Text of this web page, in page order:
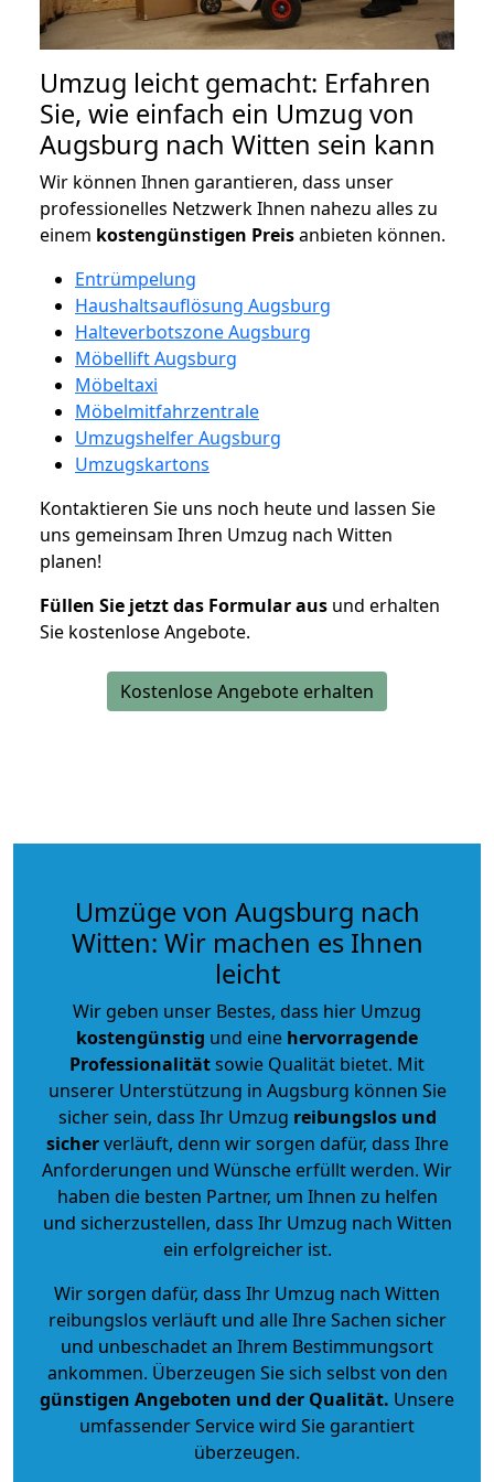
Umzug leicht gemacht: Erfahren
Sie, wie einfach ein Umzug von
Augsburg nach Witten sein kann
Wir können Ihnen garantieren, dass unser
professionelles Netzwerk Ihnen nahezu alles zu
einem kostengünstigen Preisanbieten können.
Entrümpelung
Haushaltsauflösung Augsburg
Halteverbotszone Augsburg
Möbellift Augsburg
Möbeltaxi
Möbelmitfahrzentrale
Umzugshelfer Augsburg
Umzugskartons
Kontaktieren Sie uns noch heute und lassen Sie
uns gemeinsam Ihren Umzug nach Witten
planen!
Füllen Sie jetzt das Formular aus und erhalten
Sie kostenlose Angebote.
Kostenlose Angebote erhalten
Umzüge von Augsburg nach
Witten: Wir machen es Ihnen
leicht
Wir geben unser Bestes, dass hier Umzug
kostengünstig und eine hervorragende
Professionalitätsowie Qualität bietet. Mit
unserer Unterstützung in Augsburg können Sie
sicher sein, dass Ihr Umzug reibungslos und
sicherverläuft, denn wir sorgen dafür, dass Ihre
Anforderungen und Wünsche erfüllt werden. Wir
haben die besten Partner, um Ihnen zu helfen
und sicherzustellen, dass Ihr Umzug nach Witten
ein erfolgreicher ist.
Wir sorgen dafür, dass Ihr Umzug nach Witten
reibungslos verläuft und alle Ihre Sachen sicher
und unbeschadet an Ihrem Bestimmungsort
ankommen. Überzeugen Sie sich selbst von den
günstigen Angeboten und der Qualität. Unsere
umfassender Service wird Sie garantiert
überzeugen.